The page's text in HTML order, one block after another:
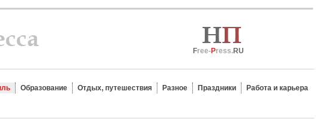
Free-Press.RU
Образование Отдых, путешествия Разное Праздники
Работа и карьера